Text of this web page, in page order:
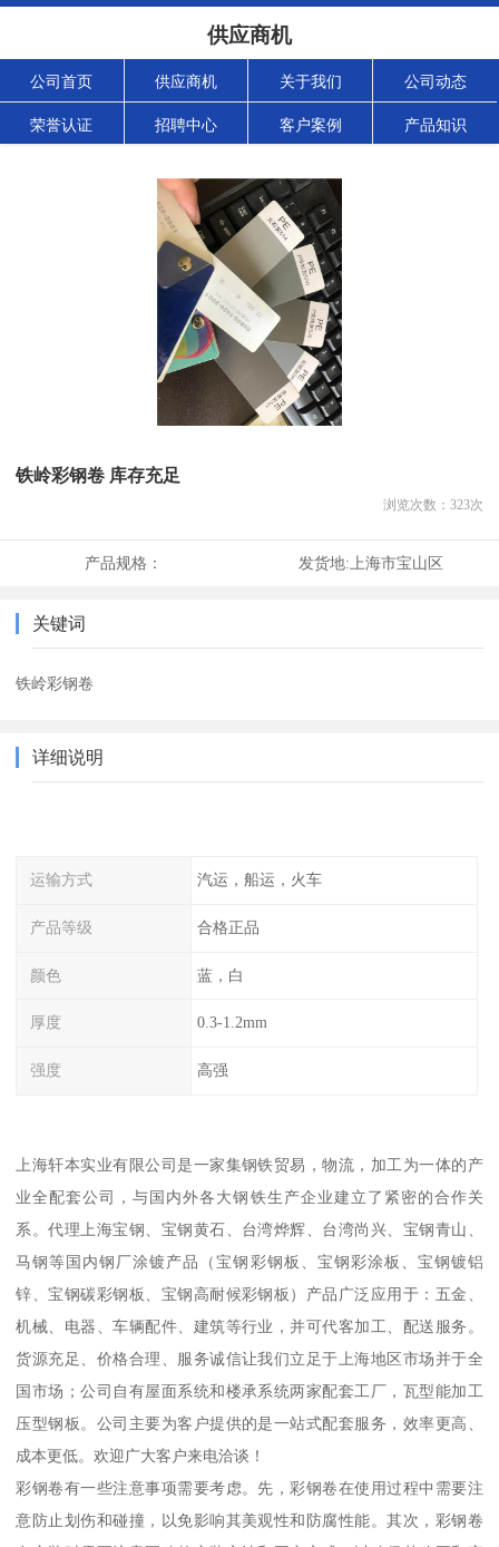
供应商机
公司首页 供应商机 关于我们 公司动态
荣誉认证 招聘中心 客户案例 产品知识
铁岭彩钢卷 库存充足
浏览次数： 323次
产品规格： 发货地: 上海市宝山区
关键词
铁岭彩钢卷
详细说明
运输方式 汽运，船运，火车
产品等级 合格正品
颜色 蓝，白
厚度 0.3-1.2mm
强度 高强
上海轩本实业有限公司是一家集钢铁贸易，物流，加工为一体的产
业全配套公司，与国内外各大钢铁生产企业建立了紧密的合作关
系。代理上海宝钢、宝钢黄石、台湾烨辉、台湾尚兴、宝钢青山、
马钢等国内钢厂涂镀产品（宝钢彩钢板、宝钢彩涂板、宝钢镀铝
锌、宝钢碳彩钢板、宝钢高耐候彩钢板）产品广泛应用于：五金、
机械、电器、车辆配件、建筑等行业，并可代客加工、配送服务。
货源充足、价格合理、服务诚信让我们立足于上海地区市场并于全
国市场；公司自有屋面系统和楼承系统两家配套工厂，瓦型能加工
压型钢板。公司主要为客户提供的是一站式配套服务，效率更高、
成本更低。欢迎广大客户来电洽谈！
彩钢卷有一些注意事项需要考虑。先，彩钢卷在使用过程中需要注
意防止划伤和碰撞，以免影响其美观性和防腐性能。其次，彩钢卷